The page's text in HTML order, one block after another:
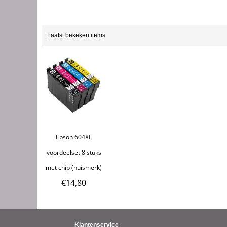
Laatst bekeken items
Epson 604XL
voordeelset 8 stuks
met chip (huismerk)
€14,80
Klantenservice